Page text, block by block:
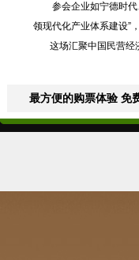
参会企业如宁德时代、
领现代化产业体系建设”
这场汇聚中国民营经济
最方便的购票体验 免